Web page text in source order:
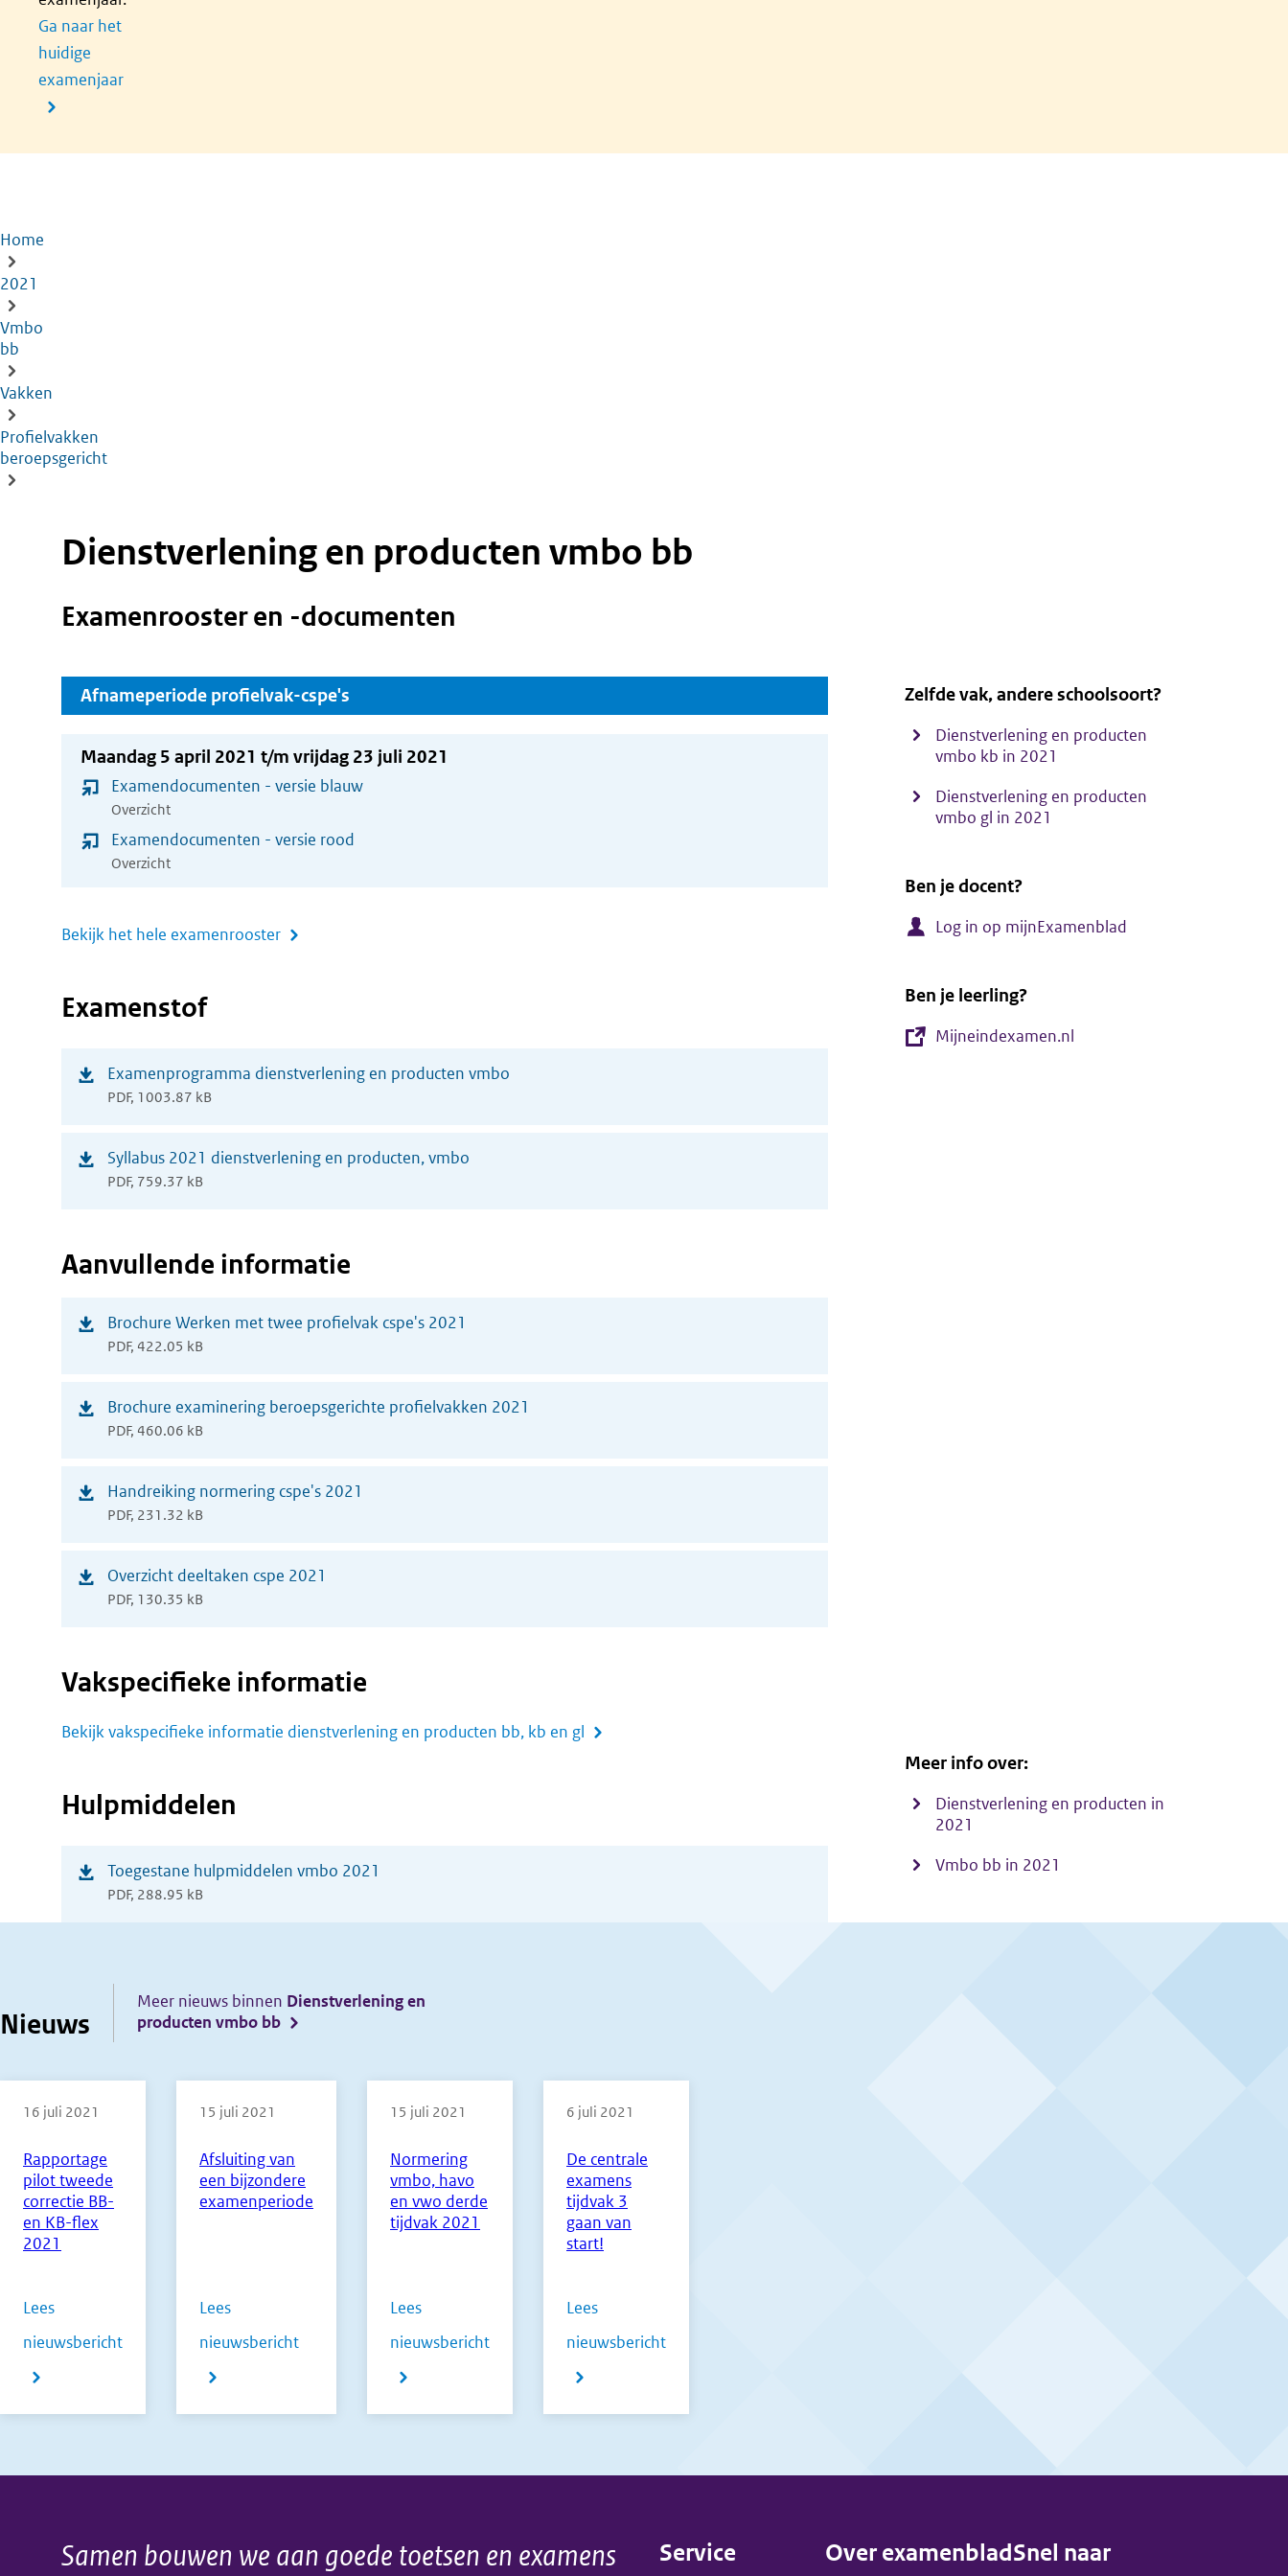
Ga naar het
huidige
examenjaar
Kruimelpad
Home
2021
Vmbo
bb
Vakken
Profielvakken
beroepsgericht
Dienstverlening en producten vmbo bb
Zelfde vak, andere schoolsoort?
Dienstverlening en producten
vmbo kb in 2021
Dienstverlening en producten
vmbo gl in 2021
Ben je docent?
Log in op mijnExamenblad
Ben je leerling?
Mijneindexamen.nl
Meer info over:
Dienstverlening en producten in
2021
Vmbo bb in 2021
Examenrooster en -documenten
Afnameperiode profielvak-cspe's
Maandag 5 april 2021 t/m vrijdag 23 juli 2021
Examendocumenten - versie blauw
Overzicht
Examendocumenten - versie rood
Overzicht
Bekijk het hele examenrooster
Examenstof
Examenprogramma dienstverlening en producten vmbo
PDF, 1003.87 kB
(opent
venster)
Syllabus 2021 dienstverlening en producten, vmbo
PDF, 759.37 kB
(opent
venster)
Aanvullende informatie
Brochure Werken met twee profielvak cspe's 2021
PDF, 422.05 kB
(opent
venster)
Brochure examinering beroepsgerichte profielvakken 2021
PDF, 460.06 kB
(opent
venster)
Handreiking normering cspe's 2021
PDF, 231.32 kB
(opent
venster)
Overzicht deeltaken cspe 2021
PDF, 130.35 kB
(opent
venster)
Vakspecifieke informatie
Bekijk vakspecifieke informatie dienstverlening en producten bb, kb en gl
Hulpmiddelen
Toegestane hulpmiddelen vmbo 2021
PDF, 288.95 kB
(opent
Nieuws
Rapportage
pilot tweede
correctie BB-
en KB-flex
2021
16 juli 2021
Lees
nieuwsbericht
over
Rapportage
tweede
Afsluiting van
een bijzondere
examenperiode
15 juli 2021
Lees
nieuwsbericht
van
bijzondere
Normering
vmbo, havo
en vwo derde
tijdvak 2021
15 juli 2021
Lees
nieuwsbericht
over
Normering
havo
vwo
De centrale
examens
tijdvak 3
gaan van
start!
6 juli 2021
Lees
nieuwsbericht
over
De
examens
3
Meer nieuws binnen Dienstverlening en
producten vmbo bb
AlgemeneSamen bouwen we aan goede toetsen en examens
Service
Over examenbladSnel naar